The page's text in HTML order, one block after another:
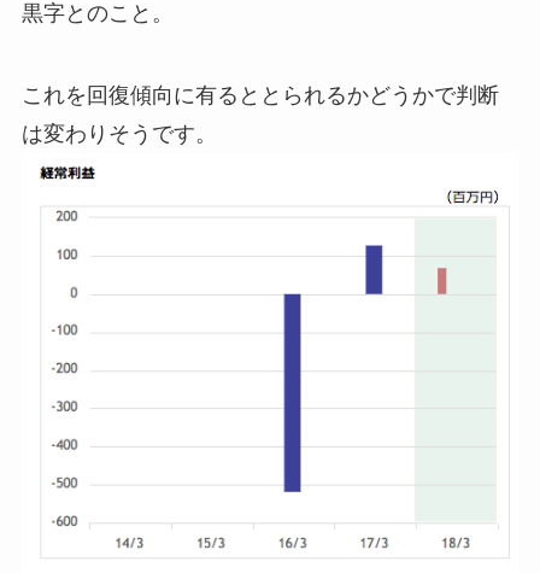
黒字とのこと。
これを回復傾向に有るととられるかどうかで判断
は変わりそうです。